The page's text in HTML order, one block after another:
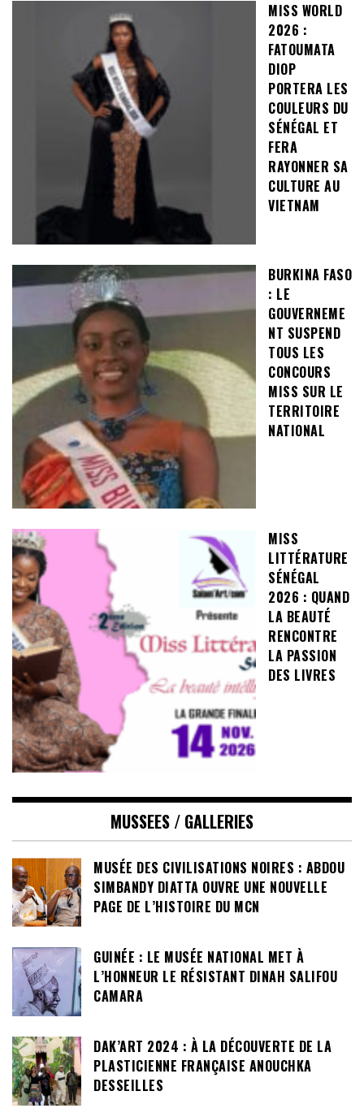
MISS WORLD
2026 :
FATOUMATA
DIOP
PORTERA LES
COULEURS DU
SÉNÉGAL ET
FERA
RAYONNER SA
CULTURE AU
VIETNAM
BURKINA FASO
: LE
GOUVERNEME
NT SUSPEND
TOUS LES
CONCOURS
MISS SUR LE
TERRITOIRE
NATIONAL
MISS
LITTÉRATURE
SÉNÉGAL
2026 : QUAND
LA BEAUTÉ
RENCONTRE
LA PASSION
DES LIVRES
MUSSEES / GALLERIES
MUSÉE DES CIVILISATIONS NOIRES : ABDOU
SIMBANDY DIATTA OUVRE UNE NOUVELLE
PAGE DE L’HISTOIRE DU MCN
GUINÉE : LE MUSÉE NATIONAL MET À
L’HONNEUR LE RÉSISTANT DINAH SALIFOU
CAMARA
DAK’ART 2024 : À LA DÉCOUVERTE DE LA
PLASTICIENNE FRANÇAISE ANOUCHKA
DESSEILLES